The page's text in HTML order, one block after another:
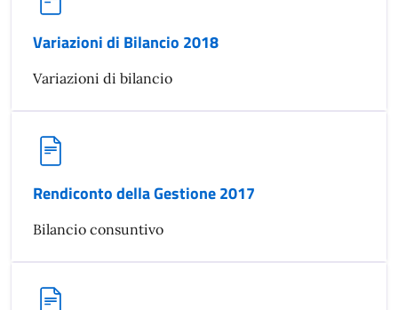
Variazioni di Bilancio 2018
Variazioni di bilancio
Rendiconto della Gestione 2017
Bilancio consuntivo